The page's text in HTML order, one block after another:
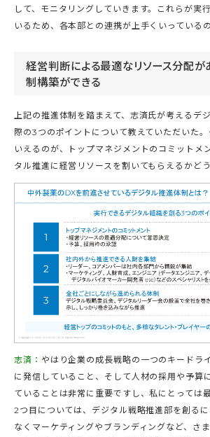
して、モニタリングしていきます。これらが実
いるため、各本部との連携が上手くいっている
経営判断による最適なリソース分配が
制構築ができる
上記の推進体制を踏まえて、志済氏が考えるデ
際の3つのポイントについて教えていただいた
いえるのが、トップマネジメントのコミットメ
タル推進に経営リソースを割いてもらえるかど
志済： やはり企業の成長戦略の一つのキードラ
に発信していること、そして人材の採用や予算
ていることは非常に重要ですし、私にとっては
2つ目については、デジタル戦略推進部を創る
なくマーケティングやブランディングなど、さ